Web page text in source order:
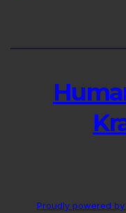
Proudly powered by